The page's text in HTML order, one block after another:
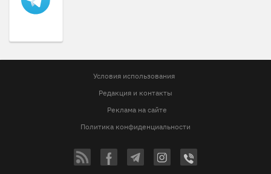
Условия использования
Редакция и контакты
Реклама на сайте
Политика конфиденциальности